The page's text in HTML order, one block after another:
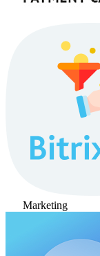
Marketing